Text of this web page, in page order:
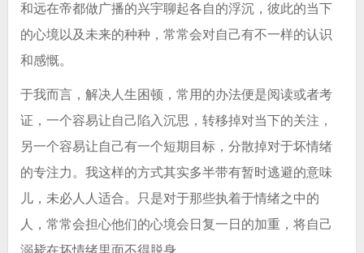
和远在帝都做广播的兴宇聊起各自的浮沉，彼此的当下
的心境以及未来的种种，常常会对自己有不一样的认识
和感慨。
于我而言，解决人生困顿，常用的办法便是阅读或者考
证，一个容易让自己陷入沉思，转移掉对当下的关注，
另一个容易让自己有一个短期目标，分散掉对于坏情绪
的专注力。我这样的方式其实多半带有暂时逃避的意味
儿，未必人人适合。只是对于那些执着于情绪之中的
人，常常会担心他们的心境会日复一日的加重，将自己
溺毙在坏情绪里面不得脱身。